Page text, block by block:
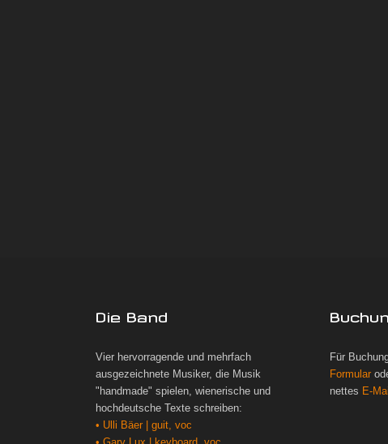
Die Band
Vier hervorragende und mehrfach
ausgezeichnete Musiker, die Musik
"handmade" spielen, wienerische und
hochdeutsche Texte schreiben:
• Ulli Bäer | guit, voc
Für
Formular
nettes E-